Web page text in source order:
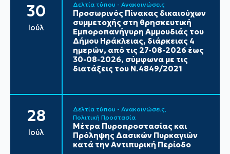
30
Ιούλ
Δελτία τύπου - Ανακοινώσεις
Προσωρινός Πίνακας δικαιούχων
συμμετοχής στη θρησκευτική
Εμποροπανήγυρη Αμμουδιάς του
Δήμου Ηράκλειας, διάρκειας 4
ημερών, από τις 27-08-2026 έως
30-08-2026, σύμφωνα με τις
διατάξεις του Ν.4849/2021
28
Ιούλ
Δελτία τύπου - Ανακοινώσεις
Πολιτική Προστασία
Μέτρα Πυροπροστασίας και
Πρόληψης Δασικών Πυρκαγιών
κατά την Αντιπυρική Περίοδο